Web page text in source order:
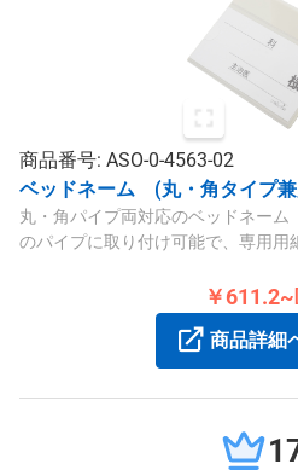
商品番号: ASO-0-4563-02
ベッドネーム (丸・角タイプ
丸・角パイプ両対応のベッドネー
のパイプに取り付け可能で、専用用
￥611.2~
商品詳細